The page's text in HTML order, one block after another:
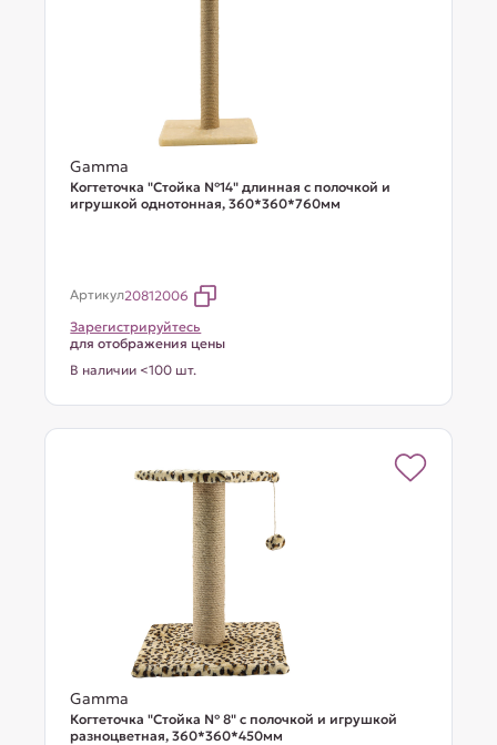
Gamma
Когтеточка "Стойка №14" длинная с полочкой и
игрушкой однотонная, 360*360*760мм
Артикул20812006
Зарегистрируйтесь
для отображения цены
В наличии <100 шт.
Gamma
Когтеточка "Стойка № 8" с полочкой и игрушкой
разноцветная, 360*360*450мм